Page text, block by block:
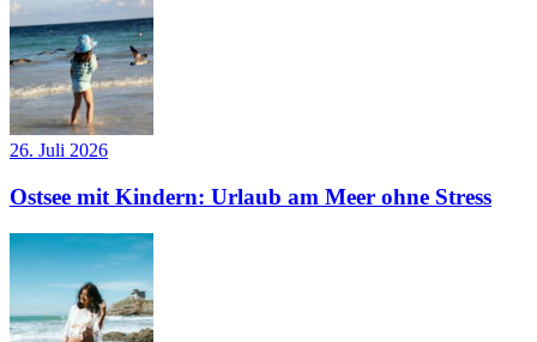
26. Juli 2026
Ostsee mit Kindern: Urlaub am Meer ohne Stress